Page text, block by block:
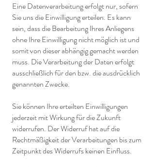
Eine Datenverarbeitung erfolgt nur, sofern
Sie uns die Einwilligung erteilen. Es kann
sein, dass die Bearbeitung Ihres Anliegens
ohne Ihre Einwilligung nicht möglich ist und
somit von dieser abhängig gemacht werden
muss. Die Verarbeitung der Daten erfolgt
ausschließlich für den bzw. die ausdrücklich
genannten Zwecke.
Sie können Ihre erteilten Einwilligungen
jederzeit mit Wirkung für die Zukunft
widerrufen. Der Widerruf hat auf die
Rechtmäßigkeit der Verarbeitungen bis zum
Zeitpunkt des Widerrufs keinen Einfluss.